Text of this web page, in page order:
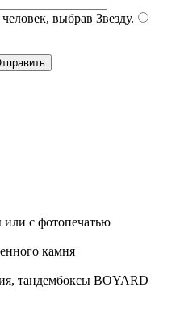
выбрав Звезду.
с фотопечатью
камня
тандембоксы BOYARD